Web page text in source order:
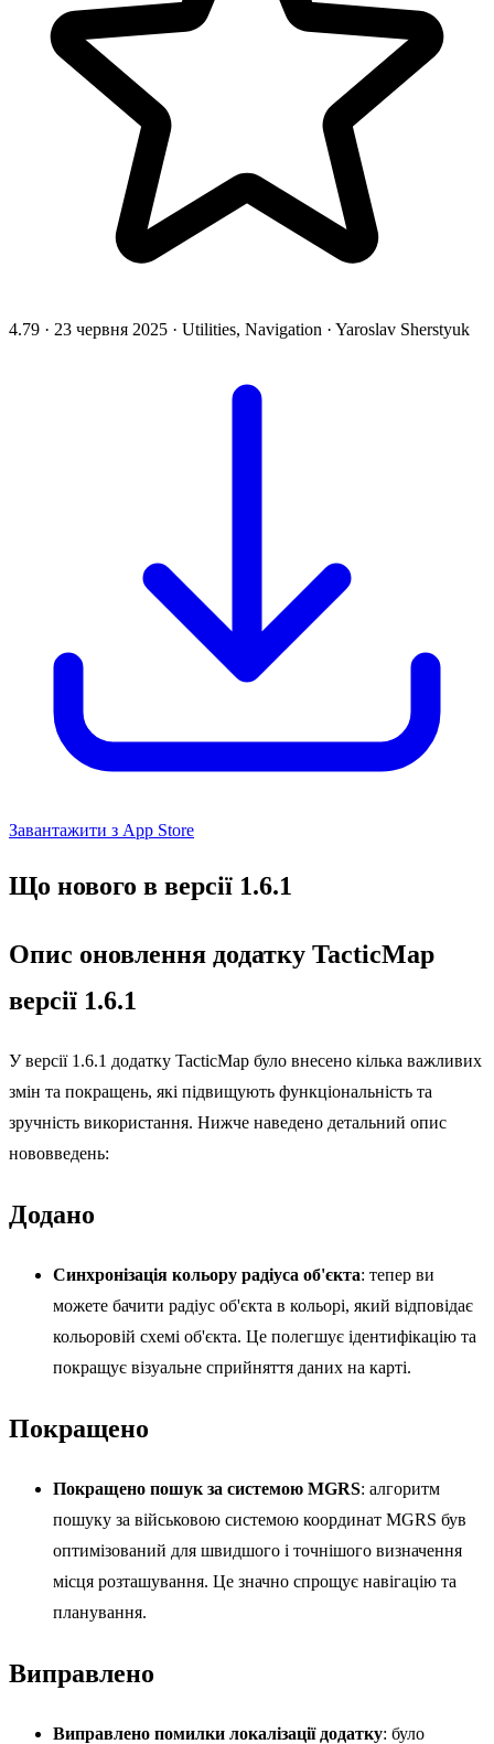
4.79 · 23 червня 2025 · Utilities, Navigation · Yaroslav Sherstyuk
Завантажити з App Store
Що нового в версії 1.6.1
Опис оновлення додатку TacticMap
версії 1.6.1
У версії 1.6.1 додатку TacticMap було внесено кілька важливих
змін та покращень, які підвищують функціональність та
зручність використання. Нижче наведено детальний опис
нововведень:
Додано
Синхронізація кольору радіуса об'єкта: тепер ви
можете бачити радіус об'єкта в кольорі, який відповідає
кольоровій схемі об'єкта. Це полегшує ідентифікацію та
покращує візуальне сприйняття даних на карті.
Покращено
Покращено пошук за системою MGRS: алгоритм
пошуку за військовою системою координат MGRS був
оптимізований для швидшого і точнішого визначення
місця розташування. Це значно спрощує навігацію та
планування.
Виправлено
Виправлено помилки локалізації додатку: було